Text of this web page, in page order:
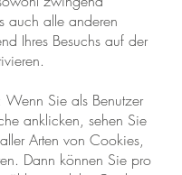
auch alle anderen
Ihres Besuchs auf der
Wenn Sie als Benutzer
anklicken, sehen Sie
Arten von Cookies,
Dann können Sie pro